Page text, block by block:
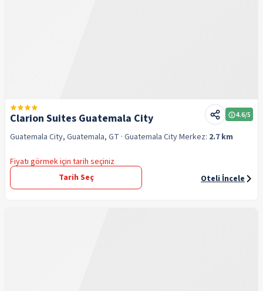
Clarion Suites Guatemala City 4.6/5
Guatemala City, Guatemala, GT · Guatemala CityMerkez: 2.7 km
Fiyatı görmek için tarih seçiniz
Tarih Seç
Oteli İncele